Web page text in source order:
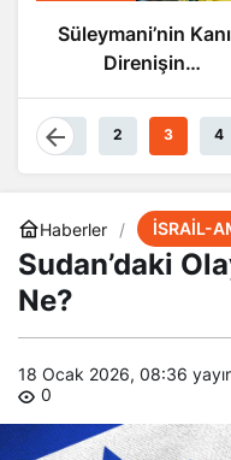
Süleymani’nin Kanı
Direnişin
Damarlarında
Akıyor
1 2 3 4
Haberler İSRAİL-
Sudan’daki
Ne?
18 Ocak 2026, 08:36
0